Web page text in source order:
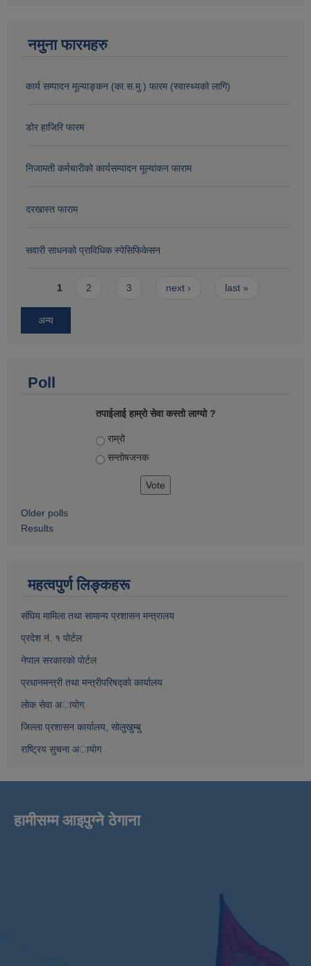
नमुना फारमहरु
कार्य सम्पादन मूल्याङ्कन (का.स.मु.) फारम (स्वास्थ्यको लागि)
डोर हाजिरि फारम
निजामती कर्मचारीको कार्यसम्पादन मूल्यांकन फाराम
दरखास्त फाराम
सवारी साधनको प्राविधिक स्पेसिफिकेसन
Pages
1 2 3 next › last »
अन्य
Poll
तपाईलाई हाम्रो सेवा कस्तो लाग्यो ?
Choices
राम्रो
सन्तोषज‍नक
Older polls
Results
महत्वपुर्ण लिङ्कहरू
संघिय मामिला तथा सामान्य प्रशासन मन्त्रालय
प्रदेश नं. १ पाेर्टल
नेपाल सरकारकाे पाेर्टल
प्रधानमन्त्री तथा मन्त्रीपरिषद्काे कार्यालय
लाेक सेवा अायाेग
जिल्ला प्रशासन कार्यालय, साेलुखुम्बु
राष्ट्रिय सुचना अायाेग
हामीसम्म आइपुग्ने ठेगाना